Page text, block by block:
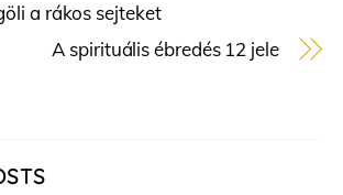
a rákos sejteket
A spirituális ébredés 12 jele